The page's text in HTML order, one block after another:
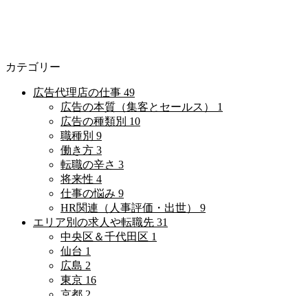
カテゴリー
広告代理店の仕事 49
広告の本質（集客とセールス） 1
広告の種類別 10
職種別 9
働き方 3
転職の辛さ 3
将来性 4
仕事の悩み 9
HR関連（人事評価・出世） 9
エリア別の求人や転職先 31
中央区＆千代田区 1
仙台 1
広島 2
東京 16